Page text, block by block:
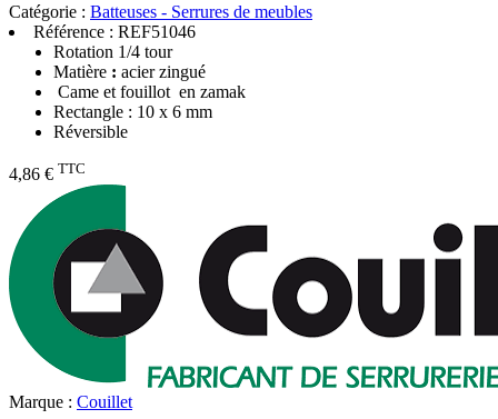
Catégorie : Batteuses - Serrures de meubles
Référence : REF51046
Rotation 1/4 tour
Matière : acier zingué
Came et fouillot en zamak
Rectangle : 10 x 6 mm
Réversible
4,86 € TTC
Marque : Couillet